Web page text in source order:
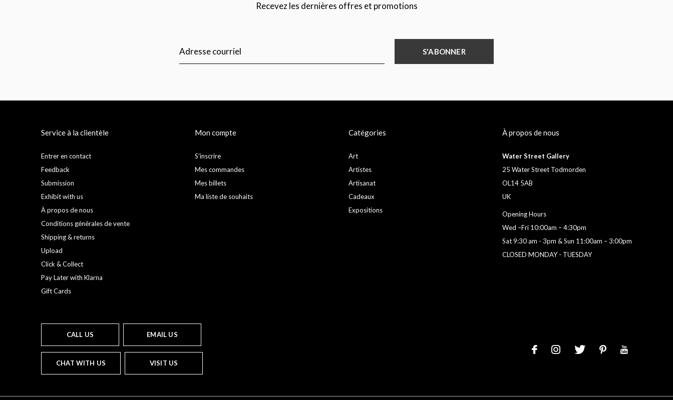
Recevez les dernières offres et promotions
S'ABONNER
Service à la clientèle
Entrer en contact
Feedback
Submission
Exhibit with us
À propos de nous
Conditions générales de vente
Shipping & returns
Upload
Click & Collect
Pay Later with Klarna
Gift Cards
Mon compte
S'inscrire
Mes commandes
Mes billets
Ma liste de souhaits
Catégories
Art
Artistes
Artisanat
Cadeaux
Expositions
À propos de nous
Water Street Gallery
25 Water Street Todmorden
OL14 5AB
UK
Opening Hours
Wed –Fri 10:00am – 4:30pm
Sat 9:30 am - 3pm & Sun 11:00am – 3:00pm
CLOSED MONDAY - TUESDAY
CALL US EMAIL US
CHAT WITH US VISIT US